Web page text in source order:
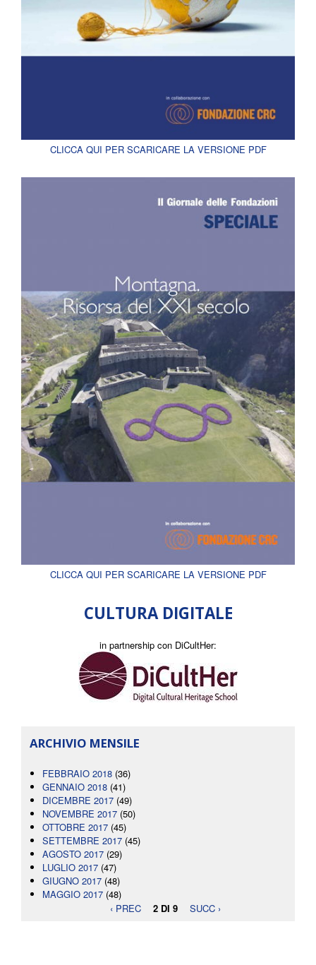
CLICCA QUI PER SCARICARE LA VERSIONE PDF
CLICCA QUI PER SCARICARE LA VERSIONE PDF
CULTURA DIGITALE
in partnership con DiCultHer:
ARCHIVIO MENSILE
FEBBRAIO 2018 (36)
GENNAIO 2018 (41)
DICEMBRE 2017 (49)
NOVEMBRE 2017 (50)
OTTOBRE 2017 (45)
SETTEMBRE 2017 (45)
AGOSTO 2017 (29)
LUGLIO 2017 (47)
GIUGNO 2017 (48)
MAGGIO 2017 (48)
‹ PREC
2 DI 9 SUCC ›